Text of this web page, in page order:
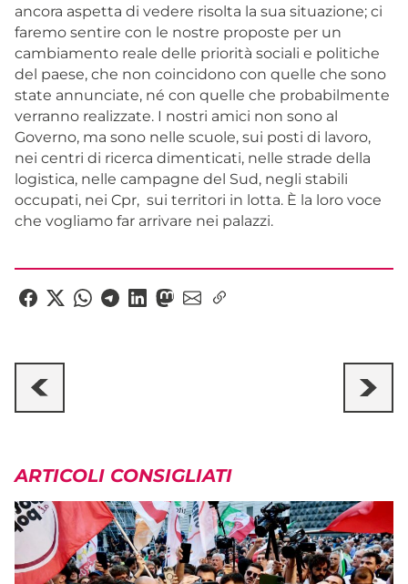
ancora aspetta di vedere risolta la sua situazione; ci
faremo sentire con le nostre proposte per un
cambiamento reale delle priorità sociali e politiche
del paese, che non coincidono con quelle che sono
state annunciate, né con quelle che probabilmente
verranno realizzate. I nostri amici non sono al
Governo, ma sono nelle scuole, sui posti di lavoro,
nei centri di ricerca dimenticati, nelle strade della
logistica, nelle campagne del Sud, negli stabili
occupati, nei Cpr, sui territori in lotta. È la loro voce
che vogliamo far arrivare nei palazzi.
ARTICOLI CONSIGLIATI